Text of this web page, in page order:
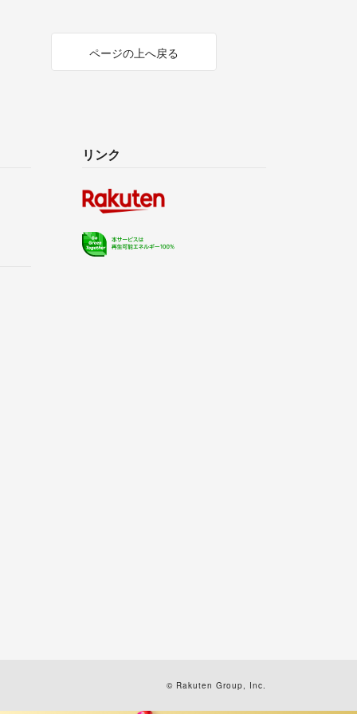
ページの上へ戻る
リンク
© Rakuten Group, Inc.